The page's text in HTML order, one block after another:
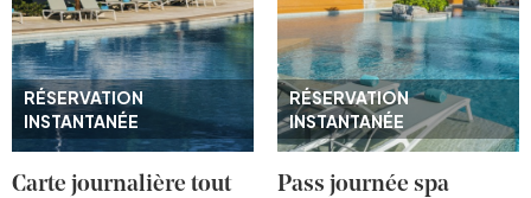
RÉSERVATION
INSTANTANÉE
Carte journalière tout
RÉSERVATION
INSTANTANÉE
Pass journée spa